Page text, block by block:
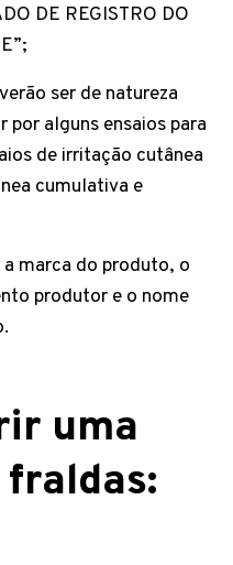
DE REGISTRO DO
ser de natureza
por alguns ensaios para
de irritação cutânea
cumulativa e
marca do produto, o
produtor e o nome
uma